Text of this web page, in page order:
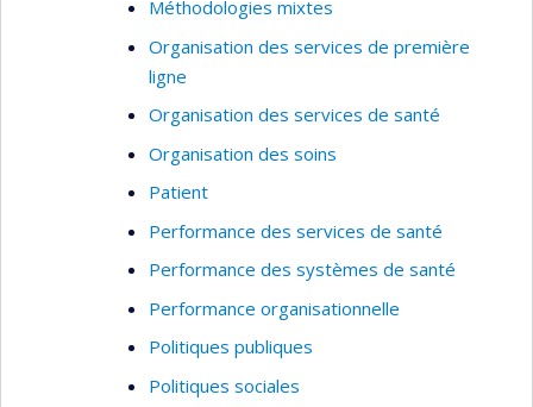
Méthodologies mixtes
Organisation des services de première
ligne
Organisation des services de santé
Organisation des soins
Patient
Performance des services de santé
Performance des systèmes de santé
Performance organisationnelle
Politiques publiques
Politiques sociales